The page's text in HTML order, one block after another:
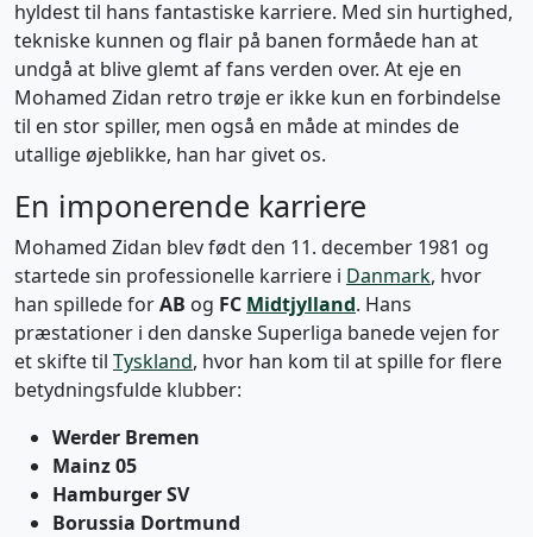
hyldest til hans fantastiske karriere. Med sin hurtighed,
tekniske kunnen og flair på banen formåede han at
undgå at blive glemt af fans verden over. At eje en
Mohamed Zidan retro trøje er ikke kun en forbindelse
til en stor spiller, men også en måde at mindes de
utallige øjeblikke, han har givet os.
En imponerende karriere
Mohamed Zidan blev født den 11. december 1981 og
startede sin professionelle karriere i Danmark, hvor
han spillede forAB og FC Midtjylland. Hans
præstationer i den danske Superliga banede vejen for
et skifte til Tyskland, hvor han kom til at spille for flere
betydningsfulde klubber:
Werder Bremen
Mainz 05
Hamburger SV
Borussia Dortmund